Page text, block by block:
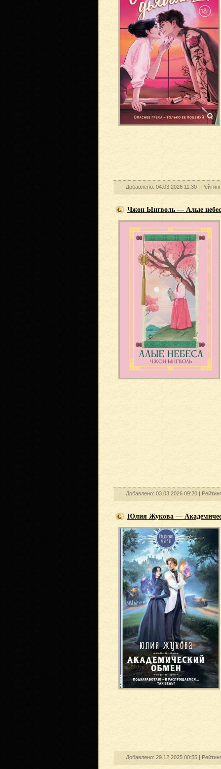
Добавлено: 04.03.2026 11:30 |
Чжон Ынгволь — Алые
Добавлено: 03.03.2026 09:20 |
Юлия Жукова —
Добавлено: 29.12.2025 00:55 |